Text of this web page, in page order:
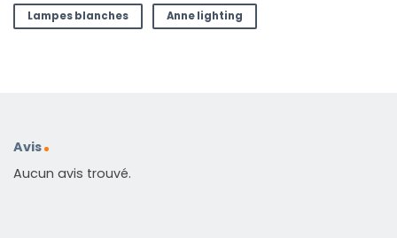
Lampes blanches Anne lighting
Avis
Aucun avis trouvé.